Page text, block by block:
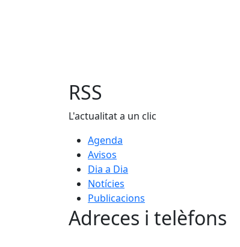
RSS
L'actualitat a un clic
Agenda
Avisos
Dia a Dia
Notícies
Publicacions
Adreces i telèfons